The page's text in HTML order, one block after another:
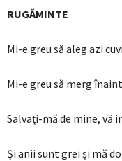
RUGĂMINTE
Mi-e greu să aleg azi
Mi-e greu să merg
Salvaţi-mă de mine, vă
Şi anii sunt grei şi mă